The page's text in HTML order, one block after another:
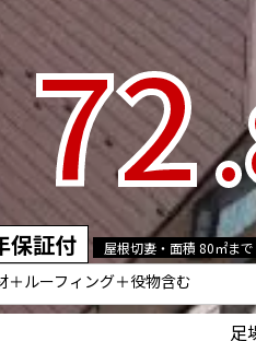
72
証付 屋根切妻・面積 80㎡まで
＋ルーフィング＋役物含む
足